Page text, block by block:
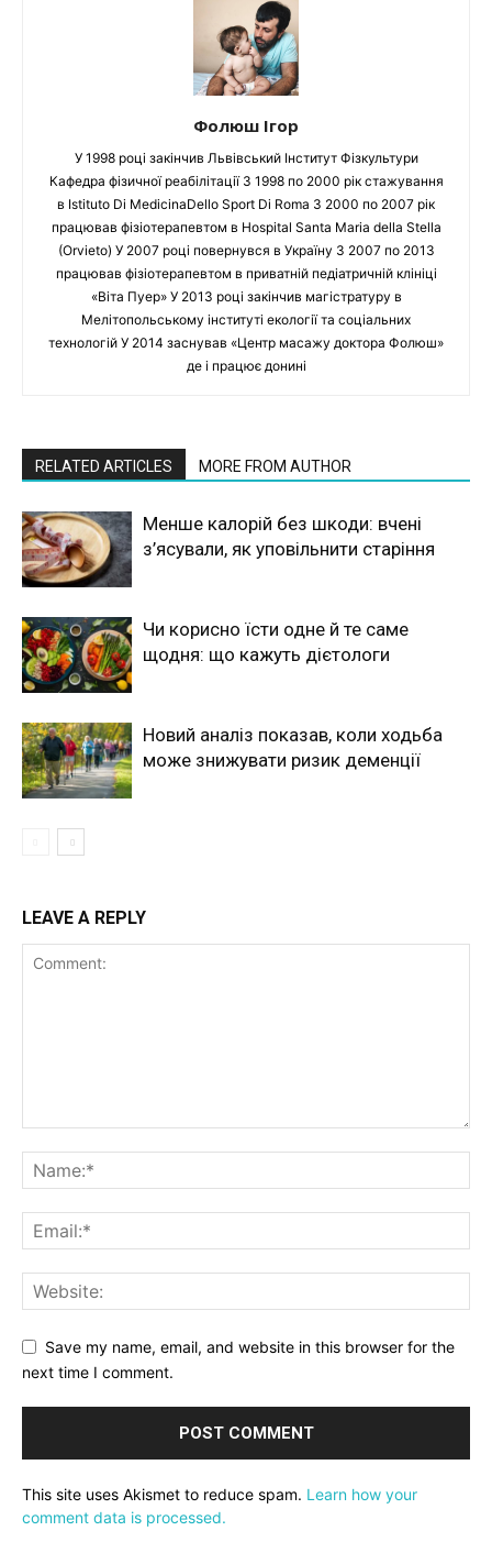
Фолюш Ігор
У 1998 році закінчив Львівський Інститут Фізкультури
Кафедра фізичної реабілітації З 1998 по 2000 рік стажування
в Istituto Di MedicinaDello Sport Di Roma З 2000 по 2007 рік
працював фізіотерапевтом в Hospital Santa Maria della Stella
(Orvieto) У 2007 році повернувся в Україну З 2007 по 2013
працював фізіотерапевтом в приватній педіатричній клініці
«Віта Пуер» У 2013 році закінчив магістратуру в
Мелітопольському інституті екології та соціальних
технологій У 2014 заснував «Центр масажу доктора Фолюш»
де і працює донині
RELATED ARTICLES MORE FROM AUTHOR
Менше калорій без шкоди: вчені
з’ясували, як уповільнити старіння
Чи корисно їсти одне й те саме
щодня: що кажуть дієтологи
Новий аналіз показав, коли ходьба
може знижувати ризик деменції
LEAVE A REPLY
Save my name, email, and website in this browser for the
next time I comment.
This site uses Akismet to reduce spam. Learn how your
comment data is processed.